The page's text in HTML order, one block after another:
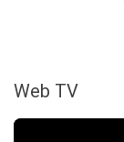
Web TV